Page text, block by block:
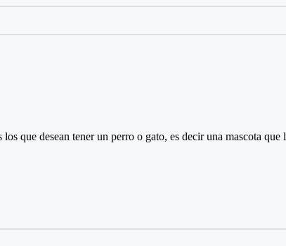
que desean tener un perro o gato, es decir una mascota